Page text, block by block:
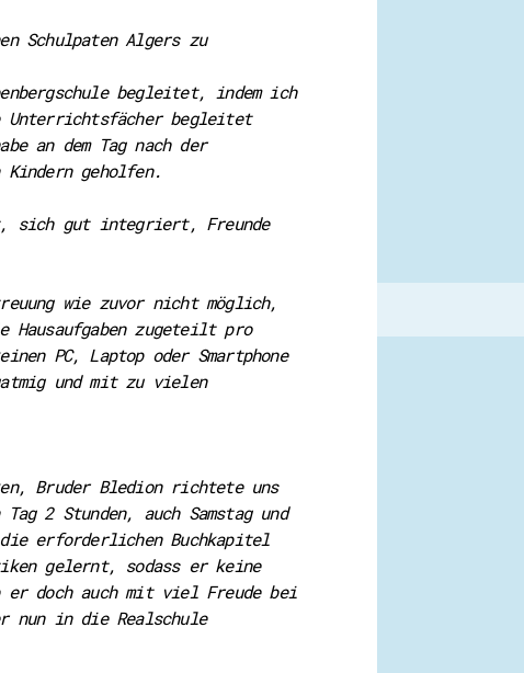
Schulpaten Algers zu
begleitet, indem ich
Unterrichtsfächer begleitet
an dem Tag nach der
geholfen.
sich gut integriert, Freunde
wie zuvor nicht möglich,
Hausaufgaben zugeteilt pro
PC, Laptop oder Smartphone
und mit zu vielen
Bruder Bledion richtete uns
2 Stunden, auch Samstag und
erforderlichen Buchkapitel
gelernt, sodass er keine
doch auch mit viel Freude bei
nun in die Realschule